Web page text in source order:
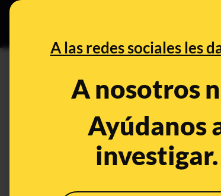
A las redes sociales les
A nosotros
Ayúdanos
investigar.
suplementos
CONTEXTO